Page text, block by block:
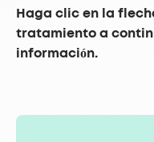
Haga clic en la
tratamiento a
información.